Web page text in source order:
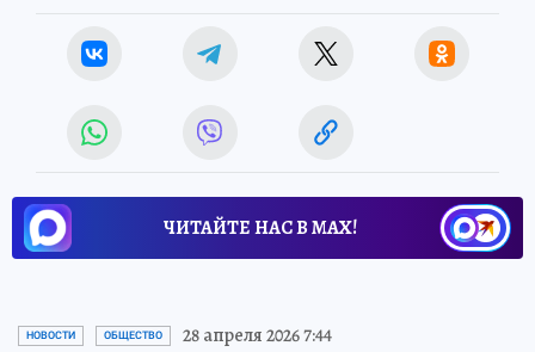
ЧИТАЙТЕ НАС В МАХ!
НОВОСТИ ОБЩЕСТВО 28 апреля 2026 7:44